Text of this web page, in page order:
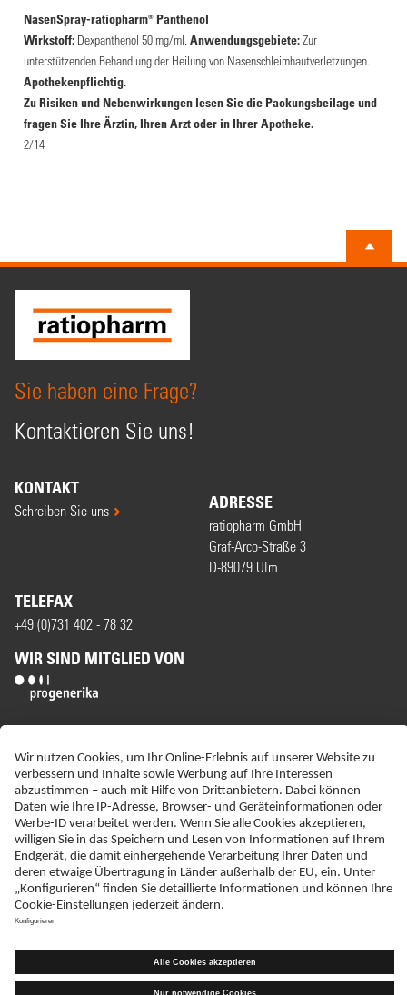
NasenSpray-ratiopharm® Panthenol
Wirkstoff: Dexpanthenol 50 mg/ml. Anwendungsgebiete:Zur
unterstützenden Behandlung der Heilung von Nasenschleimhautverletzungen.
Apothekenpflichtig.
Zu Risiken und Nebenwirkungen lesen Sie die Packungsbeilage und
fragen Sie Ihre Ärztin, Ihren Arzt oder in Ihrer Apotheke.
2/14
Sie haben eine Frage?
Kontaktieren Sie uns!
KONTAKT
Schreiben Sie uns ADRESSE
ratiopharm GmbH
Graf-Arco-Straße 3
D-89079 Ulm
TELEFAX
+49 (0)731 402 - 78 32
WIR SIND MITGLIED VON
ERKLÄRUNG ZUR BARRIEREFREIHEIT
IMPRESSUM
NEBENWIRKUNGSANZEIGEN
LIEFER-AGB
DATENSCHUTZ
HAFTUNGSAUSSCHLUSS